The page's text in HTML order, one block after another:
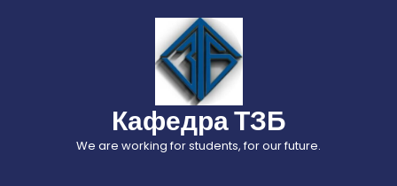
Кафедра ТЗБ
We are working for students, for our future.